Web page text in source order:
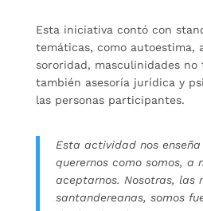
Esta iniciativa contó con
temáticas, como autoestima,
sororidad, masculinidades no
también asesoría jurídica y
las personas participantes.
Esta actividad nos
querernos como somos, a
aceptarnos. Nosotras, las
santandereanas, somos